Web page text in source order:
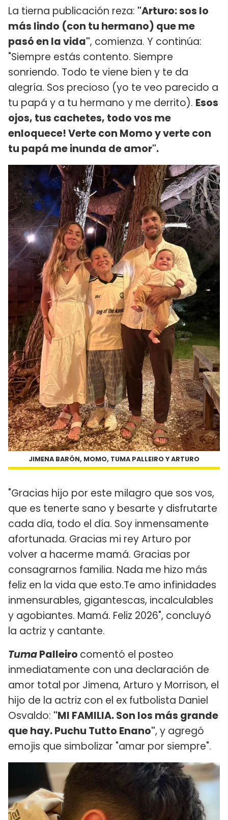
La tierna publicación reza: "Arturo: sos lo
más lindo (con tu hermano) que me
pasó en la vida", comienza. Y continúa:
"Siempre estás contento. Siempre
sonriendo. Todo te viene bien y te da
alegría. Sos precioso (yo te veo parecido a
tu papá y a tu hermano y me derrito). Esos
ojos, tus cachetes, todo vos me
enloquece! Verte con Momo y verte con
tu papá me inunda de amor".
JIMENA BARÓN, MOMO, TUMA PALLEIRO Y ARTURO
"Gracias hijo por este milagro que sos vos,
que es tenerte sano y besarte y disfrutarte
cada día, todo el día. Soy inmensamente
afortunada. Gracias mi rey Arturo por
volver a hacerme mamá. Gracias por
consagrarnos familia. Nada me hizo más
feliz en la vida que esto.Te amo infinidades
inmensurables, gigantescas, incalculables
y agobiantes. Mamá. Feliz 2026", concluyó
la actriz y cantante.
TumaPalleiro comentó el posteo
inmediatamente con una declaración de
amor total por Jimena, Arturo y Morrison, el
hijo de la actriz con el ex futbolista Daniel
Osvaldo: "MI FAMILIA. Son los más grande
que hay. Puchu Tutto Enano", y agregó
emojis que simbolizar "amar por siempre".